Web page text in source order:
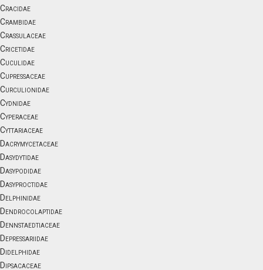
Cracidae
Crambidae
Crassulaceae
Cricetidae
Cuculidae
Cupressaceae
Curculionidae
Cydnidae
Cyperaceae
Cyttariaceae
Dacrymycetaceae
Dasydytidae
Dasypodidae
Dasyproctidae
Delphinidae
Dendrocolaptidae
Dennstaedtiaceae
Depressariidae
Didelphidae
Dipsacaceae